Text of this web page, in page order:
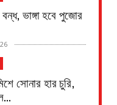
ভাঙ্গা হবে পুজোর
সোনার হার চুরি,